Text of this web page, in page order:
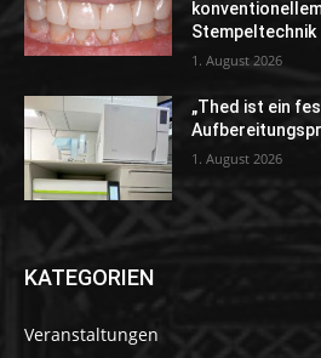
Stempeltechnik
1. August 2026
„Thed ist ein
1. August 2026
KATEGORIEN
Veranstaltungen